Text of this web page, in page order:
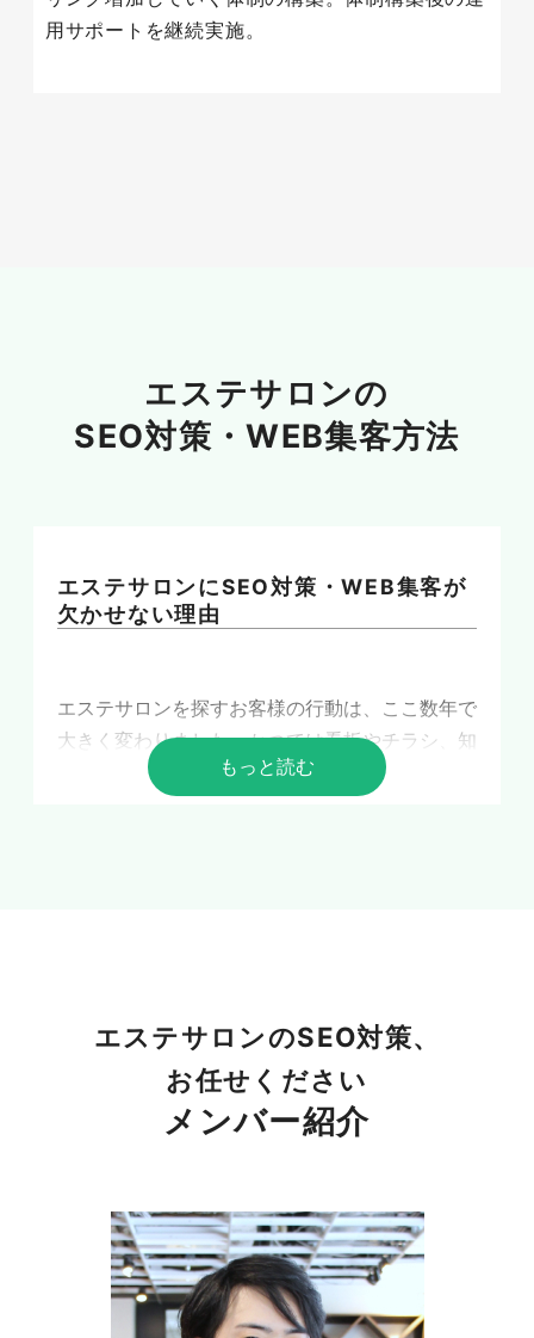
用サポートを継続実施。
エステサロンの
SEO対策・WEB集客方法
エステサロンにSEO対策・WEB集客が
欠かせない理由
エステサロンを探すお客様の行動は、ここ数年で
大きく変わりました。かつては看板やチラシ、知
人の紹介が来店のきっかけでしたが、今は「地域
来店のきっかけが「検索」に移ってい
新しいサロンを探すとき、多くの人がまずスマー
トフォンで検索します。「痩身 おすすめ 渋谷」
「フェイシャル 安い 近く」といった具体的なキ
もっと読む
エステサロンのSEO対策、
お任せください
メンバー紹介